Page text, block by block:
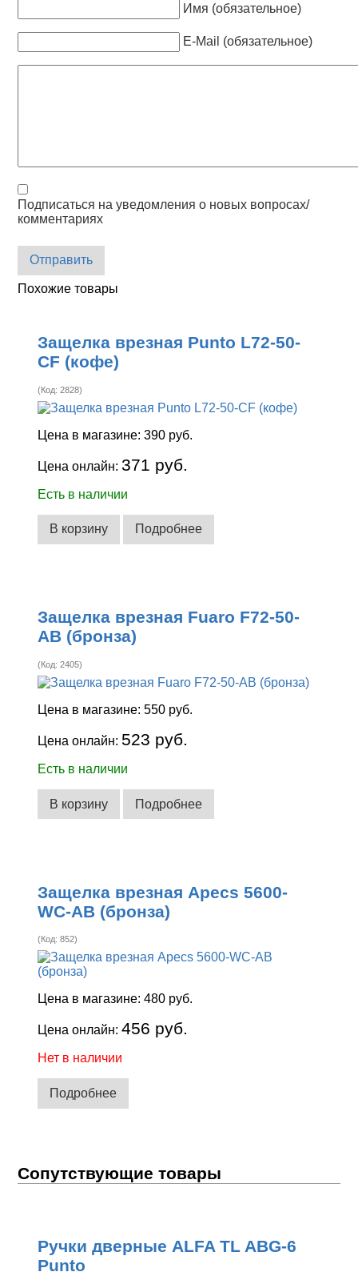
Имя (обязательное)
E-Mail (обязательное)
Подписаться на уведомления о новых вопросах/
комментариях
Отправить
Похожие товары
Защелка врезная Punto L72-50-
CF (кофе)
(Код:2828)
Цена в магазине:390 руб.
Цена онлайн:371 руб.
Есть в наличии
В корзину Подробнее
Защелка врезная Fuaro F72-50-
AB (бронза)
(Код:2405)
Цена в магазине:550 руб.
Цена онлайн: 523 руб.
Есть в наличии
В корзину Подробнее
Защелка врезная Apecs 5600-
WC-AB (бронза)
(Код:852)
Цена в магазине:480 руб.
Цена онлайн:456 руб.
Нет в наличии
Подробнее
Сопутствующие товары
Ручки дверные ALFA TL ABG-6
Punto